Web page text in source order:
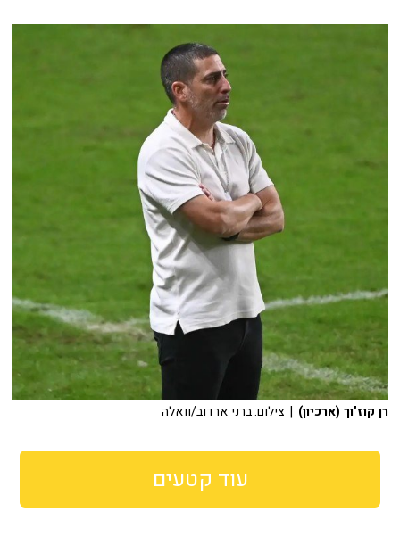
רן קוז'וך (ארכיון) | צילום: ברני ארדוב/וואלה
עוד קטעים